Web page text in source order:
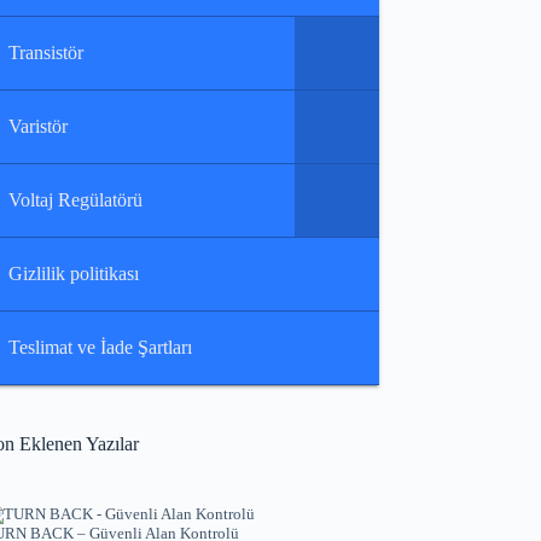
Transistör
Varistör
Voltaj Regülatörü
Gizlilik politikası
Teslimat ve İade Şartları
Eklenen Yazılar
BACK – Güvenli Alan Kontrolü